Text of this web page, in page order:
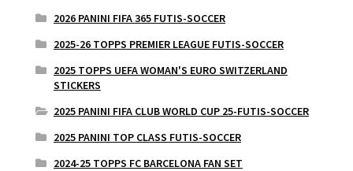
2026 PANINI FIFA 365 FUTIS-SOCCER
2025-26 TOPPS PREMIER LEAGUE FUTIS-SOCCER
2025 TOPPS UEFA WOMAN'S EURO SWITZERLAND
STICKERS
2025 PANINI FIFA CLUB WORLD CUP 25-FUTIS-SOCCER
2025 PANINI TOP CLASS FUTIS-SOCCER
2024-25 TOPPS FC BARCELONA FAN SET